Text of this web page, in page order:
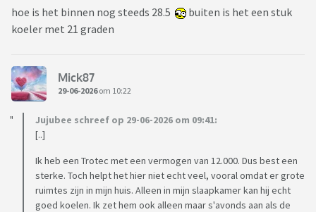
hoe is het binnen nog steeds 28.5
buiten is het een stuk
koeler met 21 graden
Mick87
29-06-2026om 10:22
Jujubee schreef op 29-06-2026 om 09:41:
[..]
Ik heb een Trotec met een vermogen van 12.000. Dus best een
sterke. Toch helpt het hier niet echt veel, vooral omdat er grote
ruimtes zijn in mijn huis. Alleen in mijn slaapkamer kan hij echt
goed koelen. Ik zet hem ook alleen maar s'avonds aan als de